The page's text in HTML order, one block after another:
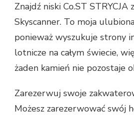
Znajdź niski Co.ST STRYCJA
Skyscanner. To moja
ponieważ wyszukuje strony
lotnicze na całym świecie,
żaden kamień nie pozostaje
Zarezerwuj swoje
Możesz zarezerwować swój